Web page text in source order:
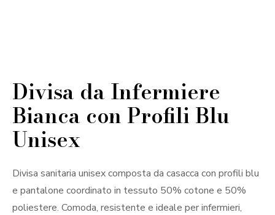
Divisa da Infermiere
Bianca con Profili Blu
Unisex
Divisa sanitaria unisex composta da casacca con profili blu
e pantalone coordinato in tessuto 50% cotone e 50%
poliestere. Comoda, resistente e ideale per infermieri,